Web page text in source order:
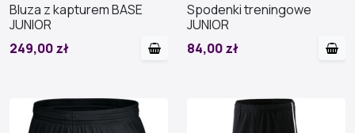
Bluza z kapturem BASE
JUNIOR
249,00 zł
Spodenki treningowe
JUNIOR
84,00 zł